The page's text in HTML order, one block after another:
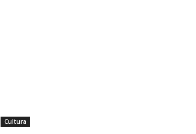
Cultura